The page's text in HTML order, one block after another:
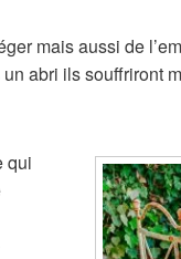
mais aussi de
abri ils souffriront
qui